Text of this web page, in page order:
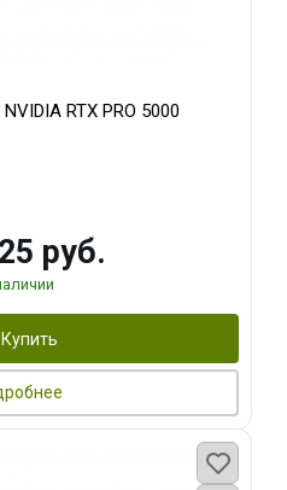
RTX PRO 5000
руб.
Купить